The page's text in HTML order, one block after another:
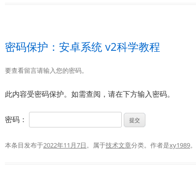
密码保护：安卓系统 v2科学教程
要查看留言请输入您的密码。
此内容受密码保护。如需查阅，请在下方输入密码。
密码：
本条目发布于2022年11月7日。属于技术文章分类。 作者是xy1989。